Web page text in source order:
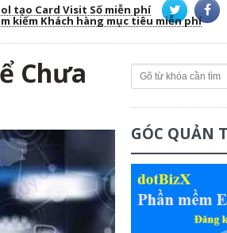
tạo Card Visit Số miễn phí
kiếm Khách hàng mục tiêu miễn phí
Chưa
GÓC QUẢN